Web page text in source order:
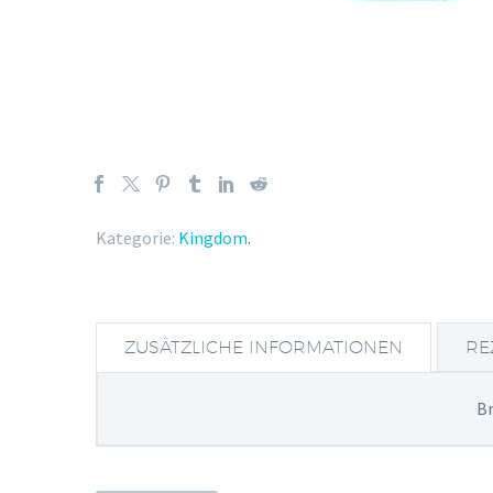
Kategorie: Kingdom.
ZUSÄTZLICHE INFORMATIONEN